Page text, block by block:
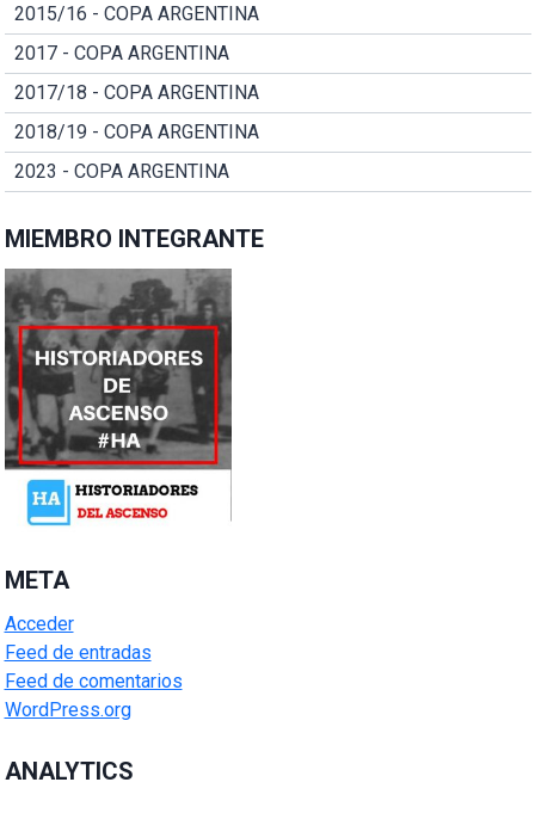
2015/16 - COPA ARGENTINA
2017 - COPA ARGENTINA
2017/18 - COPA ARGENTINA
2018/19 - COPA ARGENTINA
2023 - COPA ARGENTINA
MIEMBRO INTEGRANTE
META
Acceder
Feed de entradas
Feed de comentarios
WordPress.org
ANALYTICS